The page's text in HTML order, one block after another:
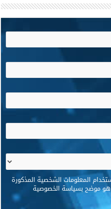
المعلومات الشخصية المذكورة
هو موضح بسياسة الخصوصية